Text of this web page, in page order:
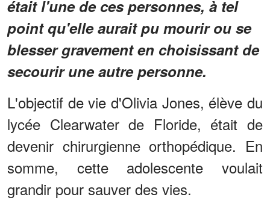
était l'une de ces personnes, à tel
point qu'elle aurait pu mourir ou se
blesser gravement en choisissant de
secourir une autre personne.
L'objectif de vie d'Olivia Jones, élève du
lycée Clearwater de Floride, était de
devenir chirurgienne orthopédique. En
somme, cette adolescente voulait
grandir pour sauver des vies.